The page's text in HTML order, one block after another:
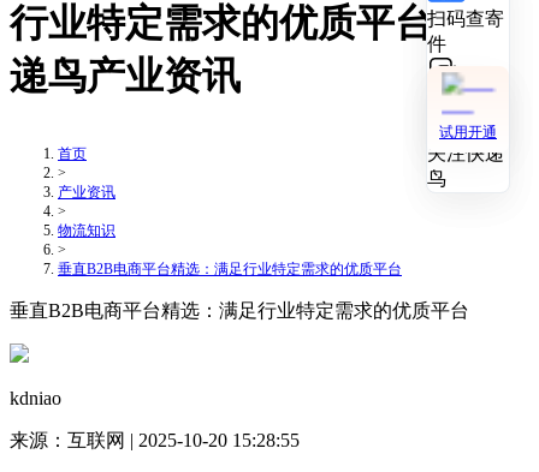
扫码查寄
件
技术对接
关注快递
鸟
试用开通
行业特定需求的优质平台- 快
递鸟产业资讯
首页
>
产业资讯
>
物流知识
>
垂直B2B电商平台精选：满足行业特定需求的优质平台
垂直B2B电商平台精选：满足行业特定需求的优质平台
kdniao
来源： 互联网 | 2025-10-20 15:28:55
扫码查寄
件
技术对接
关注快递
鸟
试用开通